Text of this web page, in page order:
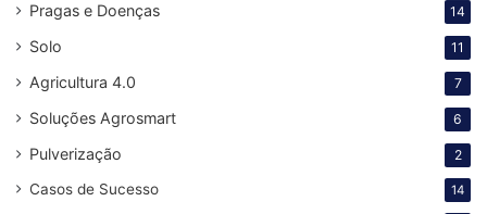
Pragas e Doenças 14
Solo 11
Agricultura 4.0 7
Soluções Agrosmart 6
Pulverização 2
Casos de Sucesso 14